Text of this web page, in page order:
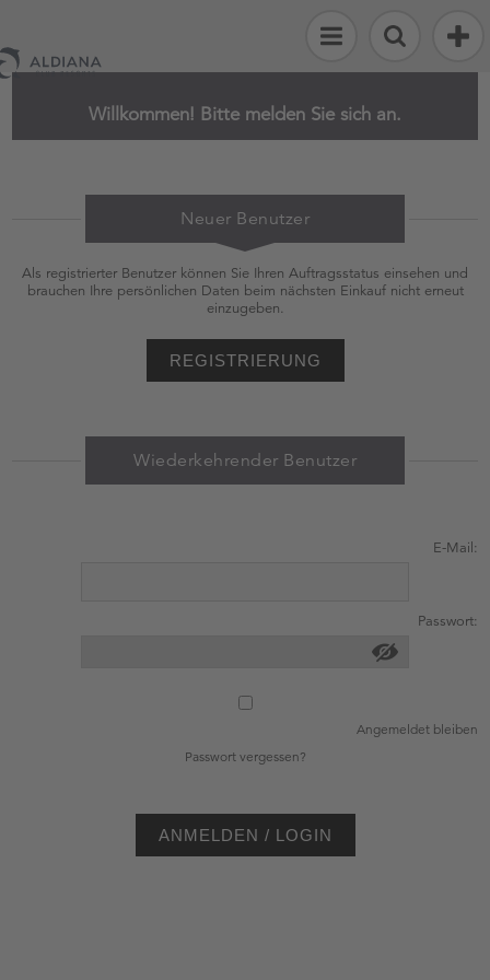
Artikel
Sport
Fashion
&
Accessoires
Flosse
Kinderwelt
Willkommen! Bitte melden Sie sich an.
Neuer Benutzer
Als registrierter Benutzer können Sie Ihren Auftragsstatus einsehen und
brauchen Ihre persönlichen Daten beim nächsten Einkauf nicht erneut
einzugeben.
REGISTRIERUNG
Wiederkehrender Benutzer
E-Mail:
Passwort:
Angemeldet bleiben
Passwort vergessen?
ANMELDEN / LOGIN